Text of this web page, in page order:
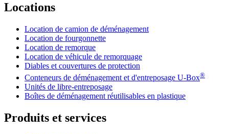
Locations
Location de camion de déménagement
Location de fourgonnette
Location de remorque
Location de véhicule de remorquage
Diables et couvertures de protection
Conteneurs de déménagement et d'entreposage U-Box®
Unités de libre-entreposage
Boîtes de déménagement réutilisables en plastique
Produits et services